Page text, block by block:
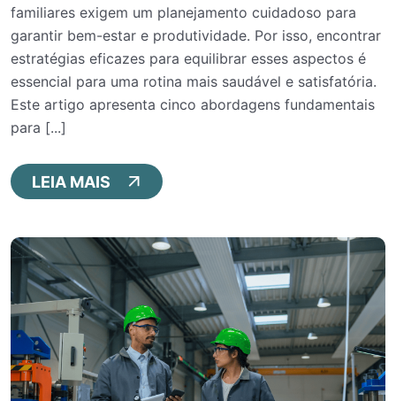
familiares exigem um planejamento cuidadoso para
garantir bem-estar e produtividade. Por isso, encontrar
estratégias eficazes para equilibrar esses aspectos é
essencial para uma rotina mais saudável e satisfatória.
Este artigo apresenta cinco abordagens fundamentais
para [...]
LEIA MAIS